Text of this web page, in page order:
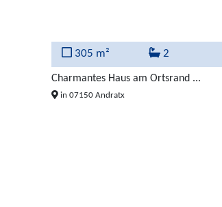
305 m² 2
Charmantes Haus am Ortsrand ...
in 07150 Andratx